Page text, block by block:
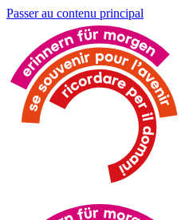
Passer au contenu principal